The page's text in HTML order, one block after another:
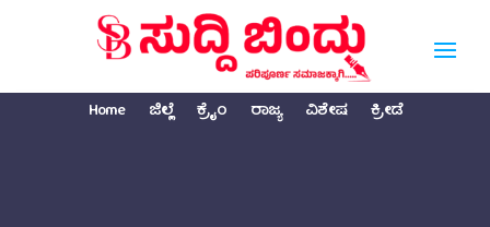
Home ಜಿಲ್ಲೆ ಕ್ರೈಂ ರಾಜ್ಯ ವಿಶೇಷ ಕ್ರೀಡೆ